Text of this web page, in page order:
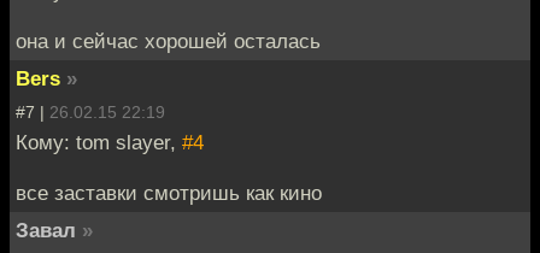
она и сейчас хорошей осталась
Bers »
#7 | 26.02.15 22:19
Кому: tom slayer, #4
все заставки смотришь как кино
Завал »